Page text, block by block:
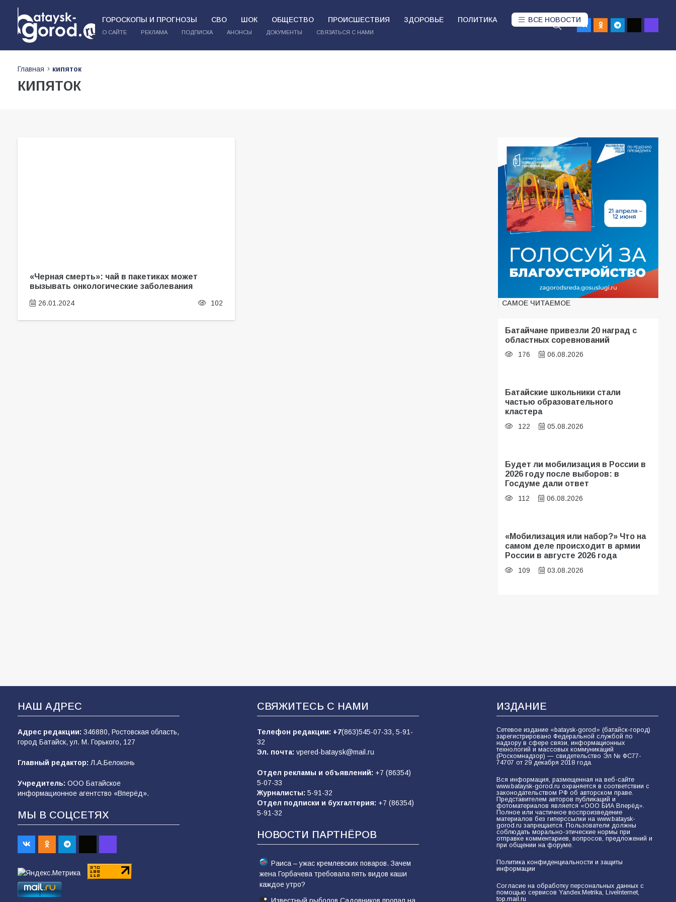
ГОРОСКОПЫ И ПРОГНОЗЫ СВО ШОК ОБЩЕСТВО ПРОИСШЕСТВИЯ ЗДОРОВЬЕ ПОЛИТИКА ВСЕ НОВОСТИ
О САЙТЕ РЕКЛАМА ПОДПИСКА АНОНСЫ ДОКУМЕНТЫ СВЯЗАТЬСЯ С НАМИ
Главная кипяток
кипяток
«Черная смерть»: чай в пакетиках может
вызывать онкологические заболевания
26.01.2024 102 САМОЕ ЧИТАЕМОЕ
Батайчане привезли 20 наград с
областных соревнований
176 06.08.2026
Батайские школьники стали
частью образовательного
кластера
122 05.08.2026
Будет ли мобилизация в России в
2026 году после выборов: в
Госдуме дали ответ
112 06.08.2026
«Мобилизация или набор?» Что на
самом деле происходит в армии
России в августе 2026 года
109 03.08.2026
108
В детском саду № 35 дети
освоили строительные профессии
в ходе спортивного праздника
91
Батайским спортсменам вручили
награды
68 08.08.2026
Всероссийского конкурса
«Большая перемена»
НАШ АДРЕС
Адрес редакции: 346880, Ростовская область,
город Батайск, ул. М. Горького, 127
Главный редактор: Л.А.Белоконь
Учредитель: ООО Батайское
информационное агентство «Вперёд».
МЫ В СОЦСЕТЯХ
СВЯЖИТЕСЬ С НАМИ
Телефон редакции: +7(863)545-07-33, 5-91-
32
Эл. почта: vpered-bataysk@mail.ru
Отдел рекламы и объявлений: +7 (86354)
5-07-33
Журналисты: 5-91-32
Отдел подписки и бухгалтерия: +7 (86354)
5-91-32
НОВОСТИ ПАРТНЁРОВ
Раиса – ужас кремлевских поваров. Зачем
жена Горбачева требовала пять видов каши
каждое утро?
ИЗДАНИЕ
Сетевое издание «bataysk-gorod» (батайск-город)
зарегистрировано Федеральной службой по
надзору в сфере связи, информационных
технологий и массовых коммуникаций
(Роскомнадзор) — свидетельство Эл № ФС77-
74707 от 29 декабря 2018 года.
Вся информация, размещенная на веб-сайте
www.bataysk-gorod.ru охраняется в соответствии с
законодательством РФ об авторском праве.
Представителем авторов публикаций и
фотоматериалов является «ООО БИА Вперёд».
Полное или частичное воспроизведение
материалов без гиперссылки на www.bataysk-
gorod.ru запрещается. Пользователи должны
соблюдать морально-этические нормы при
отправке комментариев, вопросов, предложений и
при общении на форуме.
Политика конфиденциальности и защиты
информации
Согласие на обработку персональных данных с
помощью сервисов Yandex.Metrika, LiveInternet,
top.mail.ru